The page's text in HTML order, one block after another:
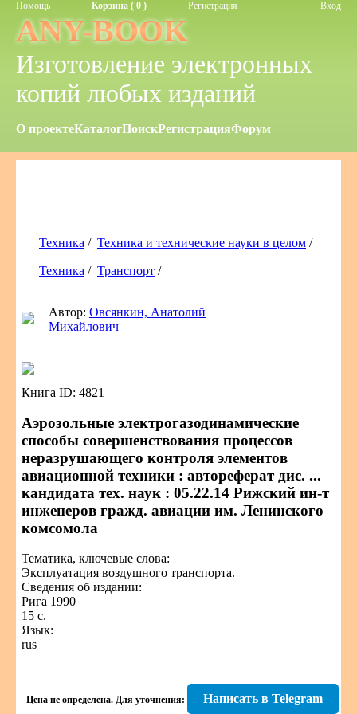
Помощь Корзина ( 0 ) Регистрация Вход
ANY-BOOK
Изготовление электронных
копий любых изданий
О проектеКаталогПоискРегистрацияФорум
Техника / Техника и технические науки в целом /
Техника / Транспорт /
Автор: Овсянкин, Анатолий
Михайлович
Книга ID: 4821
Аэрозольные электрогазодинамические
способы совершенствования процессов
неразрушающего контроля элементов
авиационной техники : автореферат дис. ...
кандидата тех. наук : 05.22.14 Рижский ин-т
инженеров гражд. авиации им. Ленинского
комсомола
Тематика, ключевые слова:
Эксплуатация воздушного транспорта.
Сведения об издании:
Рига 1990
15 с.
Язык:
rus
Цена не определена. Для уточнения: Написать в Telegram